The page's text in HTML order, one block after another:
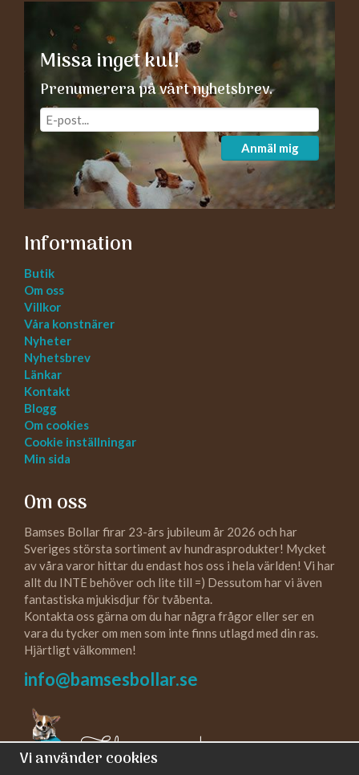
Missa inget kul!
Prenumerera på vårt nyhetsbrev.
Anmäl mig
Information
Butik
Om oss
Villkor
Våra konstnärer
Nyheter
Nyhetsbrev
Länkar
Kontakt
Blogg
Om cookies
Cookie inställningar
Min sida
Om oss
Bamses Bollar firar 23-års jubileum år 2026 och har
Sveriges största sortiment av hundrasprodukter! Mycket
av våra varor hittar du endast hos oss i hela världen! Vi har
allt du INTE behöver och lite till =) Dessutom har vi även
fantastiska mjukisdjur för tvåbenta.
Kontakta oss gärna om du har några frågor eller ser en
vara du tycker om men som inte finns utlagd med din ras.
Hjärtligt välkommen!
info@bamsesbollar.se
Följ oss gärna!
Vi använder cookies